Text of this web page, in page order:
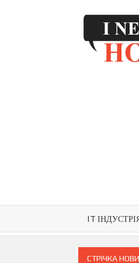
IT
СТРІЧКА
можливу анексію